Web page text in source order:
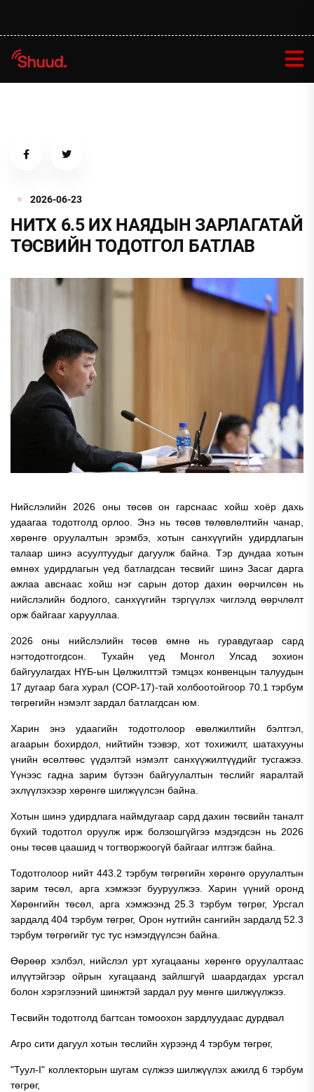
2026-06-23
НИТХ 6.5 ИХ НАЯДЫН ЗАРЛАГАТАЙ
ТӨСВИЙН ТОДОТГОЛ БАТЛАВ
Нийслэлийн 2026 оны төсөв он гарснаас хойш хоёр дахь
удаагаа тодотголд орлоо. Энэ нь төсөв төлөвлөлтийн чанар,
хөрөнгө оруулалтын эрэмбэ, хотын санхүүгийн удирдлагын
талаар шинэ асуултуудыг дагуулж байна. Тэр дундаа хотын
өмнөх удирдлагын үед батлагдсан төсвийг шинэ Засаг дарга
ажлаа авснаас хойш нэг сарын дотор дахин өөрчилсөн нь
нийслэлийн бодлого, санхүүгийн тэргүүлэх чиглэлд өөрчлөлт
орж байгааг харууллаа.
2026 оны нийслэлийн төсөв өмнө нь гуравдугаар сард
нэгтодотгогдсон. Тухайн үед Монгол Улсад зохион
байгуулагдах НҮБ-ын Цөлжилттэй тэмцэх конвенцын талуудын
17 дугаар бага хурал (COP-17)-тай холбоотойгоор 70.1 тэрбум
төгрөгийн нэмэлт зардал батлагдсан юм.
Харин энэ удаагийн тодотголоор өвөлжилтийн бэлтгэл,
агаарын бохирдол, нийтийн тээвэр, хот тохижилт, шатахууны
үнийн өсөлтөөс үүдэлтэй нэмэлт санхүүжилтүүдийг тусгажээ.
Үүнээс гадна зарим бүтээн байгуулалтын төслийг яаралтай
эхлүүлэхээр хөрөнгө шилжүүлсэн байна.
Хотын шинэ удирдлага наймдугаар сард дахин төсвийн таналт
бүхий тодотгол оруулж ирж болзошгүйгээ мэдэгдсэн нь 2026
оны төсөв цаашид ч тогтворжоогүй байгааг илтгэж байна.
Тодотголоор нийт 443.2 тэрбум төгрөгийн хөрөнгө оруулалтын
зарим төсөл, арга хэмжээг бууруулжээ. Харин үүний оронд
Хөрөнгийн төсөл, арга хэмжээнд 25.3 тэрбум төгрөг, Урсгал
зардалд 404 тэрбум төгрөг, Орон нутгийн сангийн зардалд 52.3
тэрбум төгрөгийг тус тус нэмэгдүүлсэн байна.
Өөрөөр хэлбэл, нийслэл урт хугацааны хөрөнгө оруулалтаас
илүүтэйгээр ойрын хугацаанд зайлшгүй шаардагдах урсгал
болон хэрэглээний шинжтэй зардал руу мөнгө шилжүүлжээ.
Төсвийн тодотголд багтсан томоохон зардлуудаас дурдвал
Агро сити дагуул хотын төслийн хүрээнд 4 тэрбум төгрөг,
"Туул-I" коллекторын шугам сүлжээ шилжүүлэх ажилд 6 тэрбум
төгрөг,